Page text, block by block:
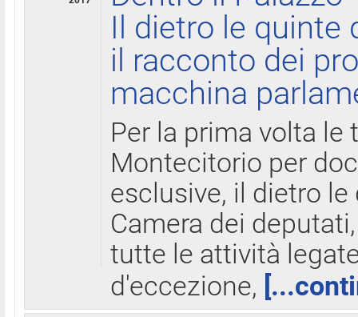
Il dietro le quinte
il racconto dei
macchina
Per la prima volta le
Montecitorio per
esclusive, il dietro
Camera dei
tutte le attività
d'eccezione,